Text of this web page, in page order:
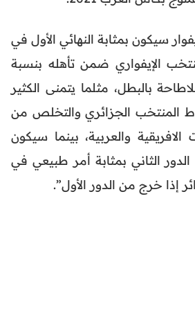
سيكون بمثابة النهائي الأول في
الإيفواري ضمن تأهله بنسبة
بالبطل، مثلما يتمنى الكثير
المنتخب الجزائري والتخلص من
والعربية، بينما سيكون
الدور الثاني بمثابة أمر طبيعي في
إذا خرج من الدور الأول”.